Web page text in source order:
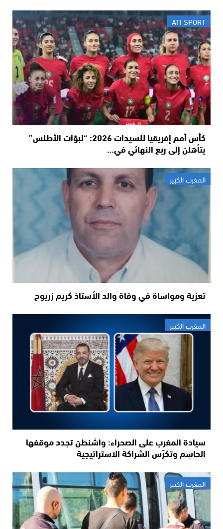
ATI SPORT
كأس أمم إفريقيا للسيدات 2026: “لبؤات الأطلس”
يتأهلن إلى ربع النهائي في…
المغرب الكبير
تعزية ومواساة في وفاة والد الأستاذ كريم زريوح
المغرب الكبير
سيادة المغرب على الصحراء: واشنطن تجدد موقفها
الحاسِم وتكرّس الشراكة الاستراتيجية
المغرب الكبير